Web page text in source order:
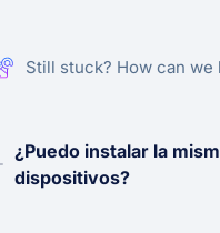
Still stuck? How can we
¿Puedo instalar la
dispositivos?